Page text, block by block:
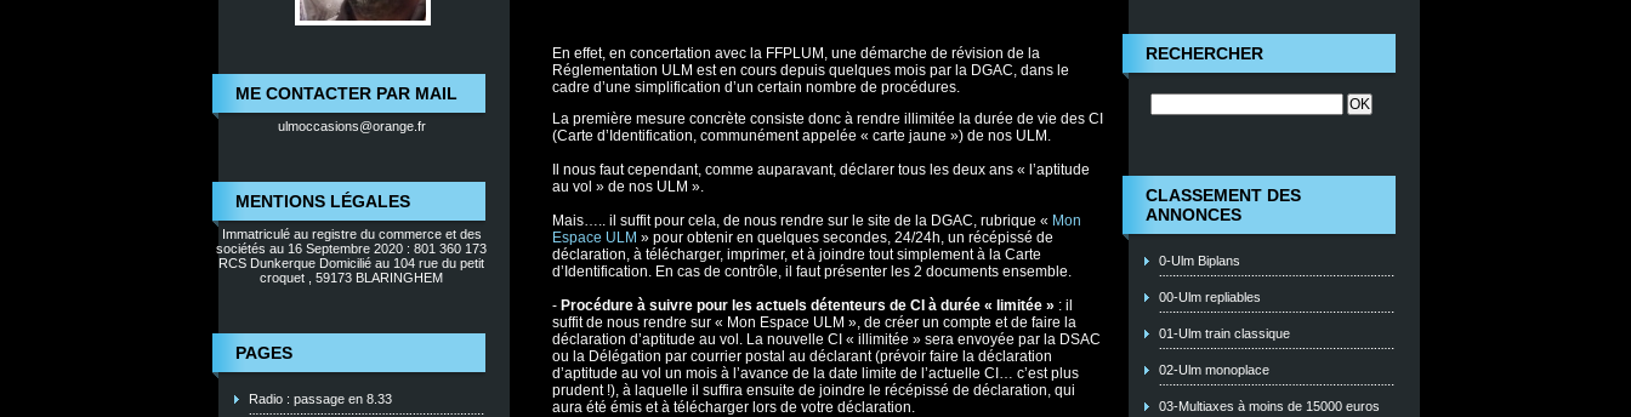
ME CONTACTER PAR MAIL
ulmoccasions@orange.fr
MENTIONS LÉGALES
Immatriculé au registre du commerce et des
sociétés au 16 Septembre 2020 : 801 360 173
RCS Dunkerque Domicilié au 104 rue du petit
croquet , 59173 BLARINGHEM
PAGES
Radio : passage en 8.33
RECHERCHER
CLASSEMENT DES
ANNONCES
0-Ulm Biplans
00-Ulm repliables
01-Ulm train classique
02-Ulm monoplace
03-Multiaxes à moins de 15000 euros
En effet, en concertation avec la FFPLUM, une démarche de révision de la
Réglementation ULM est en cours depuis quelques mois par la DGAC, dans le
cadre d’une simplification d’un certain nombre de procédures.
La première mesure concrète consiste donc à rendre illimitée la durée de vie des CI
(Carte d’Identification, communément appelée « carte jaune ») de nos ULM.
Il nous faut cependant, comme auparavant, déclarer tous les deux ans « l’aptitude
au vol » de nos ULM ».
Mais….. il suffit pour cela, de nous rendre sur le site de la DGAC, rubrique « Mon
Espace ULM » pour obtenir en quelques secondes, 24/24h, un récépissé de
déclaration, à télécharger, imprimer, et à joindre tout simplement à la Carte
d’Identification. En cas de contrôle, il faut présenter les 2 documents ensemble.
- Procédure à suivre pour les actuels détenteurs de CI à durée « limitée » : il
suffit de nous rendre sur « Mon Espace ULM », de créer un compte et de faire la
déclaration d’aptitude au vol. La nouvelle CI « illimitée » sera envoyée par la DSAC
ou la Délégation par courrier postal au déclarant (prévoir faire la déclaration
d’aptitude au vol un mois à l’avance de la date limite de l’actuelle CI… c’est plus
prudent !), à laquelle il suffira ensuite de joindre le récépissé de déclaration, qui
aura été émis et à télécharger lors de votre déclaration.